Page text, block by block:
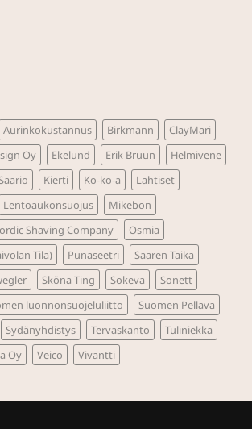
Aurinkokustannus Birkmann
ClayMari
Oy Ekelund Erik Bruun
Helmivene
Kierti Ko-ko-a
Lahtiset
Lentoaukonsuojus
Mikebon
Shaving Company
Osmia
Tila)
Punaseetri
Saaren Taika
Sköna Ting Sokeva
Sonett
luonnonsuojeluliitto
Suomen Pellava
Sydänyhdistys Tervaskanto
Tuliniekka
Oy
Veico Vivantti